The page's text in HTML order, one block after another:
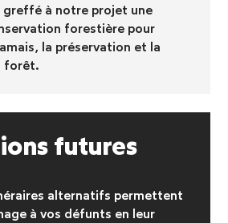
greffé à notre projet une
forestière pour
la préservation et la
forêt.
futures
alternatifs permettent
à vos défunts en leur